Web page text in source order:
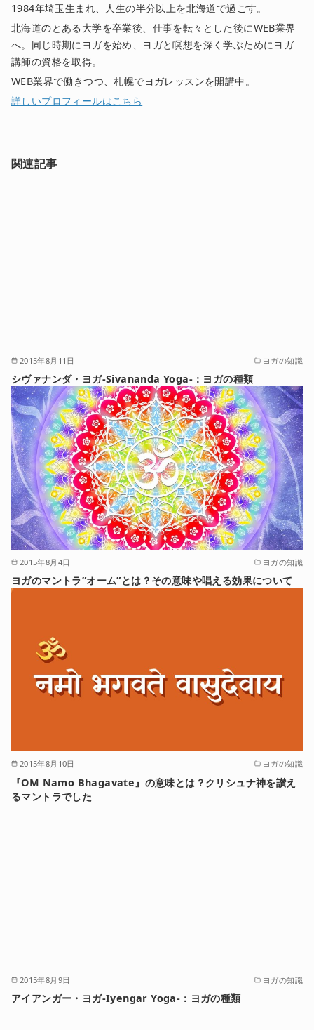
1984年埼玉生まれ、人生の半分以上を北海道で過ごす。
北海道のとある大学を卒業後、仕事を転々とした後にWEB業界
へ。同じ時期にヨガを始め、ヨガと瞑想を深く学ぶためにヨガ
講師の資格を取得。
WEB業界で働きつつ、札幌でヨガレッスンを開講中。
詳しいプロフィールはこちら
関連記事
2015年8月11日 ヨガの知識
シヴァナンダ・ヨガ-Sivananda Yoga-：ヨガの種類
2015年8月4日 ヨガの知識
ヨガのマントラ”オーム”とは？その意味や唱える効果について
2015年8月10日 ヨガの知識
『OM Namo Bhagavate』の意味とは？クリシュナ神を讃え
るマントラでした
2015年8月9日 ヨガの知識
アイアンガー・ヨガ-Iyengar Yoga-：ヨガの種類